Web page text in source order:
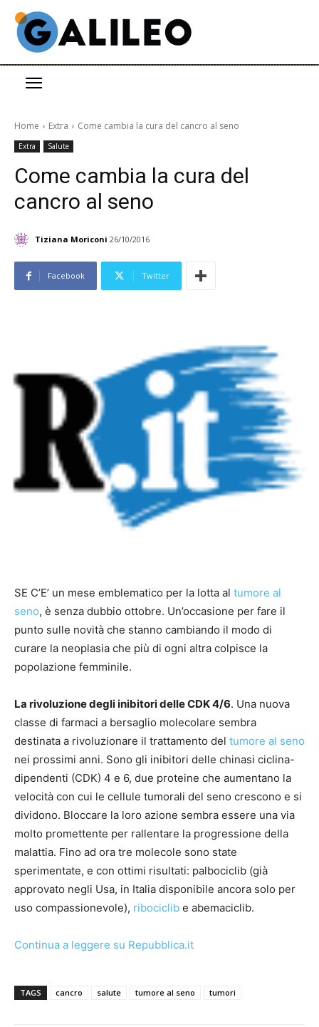
Home Extra Come cambia la cura del cancro al seno
Extra Salute
Come cambia la cura del
cancro al seno
Tiziana Moriconi 26/10/2016
Facebook Twitter
SE C’E’ un mese emblematico per la lotta al tumore al
seno, è senza dubbio ottobre. Un’occasione per fare il
punto sulle novità che stanno cambiando il modo di
curare la neoplasia che più di ogni altra colpisce la
popolazione femminile.
La rivoluzione degli inibitori delle CDK 4/6. Una nuova
classe di farmaci a bersaglio molecolare sembra
destinata a rivoluzionare il trattamento del tumore al seno
nei prossimi anni. Sono gli inibitori delle chinasi ciclina-
dipendenti (CDK) 4 e 6, due proteine che aumentano la
velocità con cui le cellule tumorali del seno crescono e si
dividono. Bloccare la loro azione sembra essere una via
molto promettente per rallentare la progressione della
malattia. Fino ad ora tre molecole sono state
sperimentate, e con ottimi risultati: palbociclib (già
approvato negli Usa, in Italia disponibile ancora solo per
uso compassionevole), ribociclib e abemaciclib.
Continua a leggere su Repubblica.it
TAGS cancro salute tumore al seno tumori